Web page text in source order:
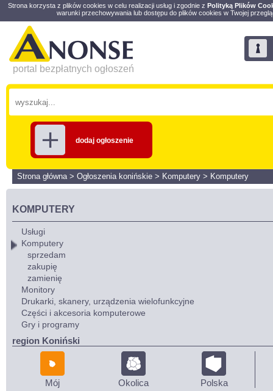
Strona korzysta z plików cookies w celu realizacji usług i zgodnie z Polityką Plików
warunki przechowywania lub dostępu do plików cookies w Twojej
portal bezpłatnych ogłoszeń
dodaj ogłoszenie
Strona główna> Ogłoszenia konińskie > Komputery > Komputery
KOMPUTERY
Usługi
Komputery
sprzedam
zakupię
zamienię
Monitory
Drukarki, skanery, urządzenia wielofunkcyjne
Części i akcesoria komputerowe
Gry i programy
region Koniński
Mój Okolica Polska